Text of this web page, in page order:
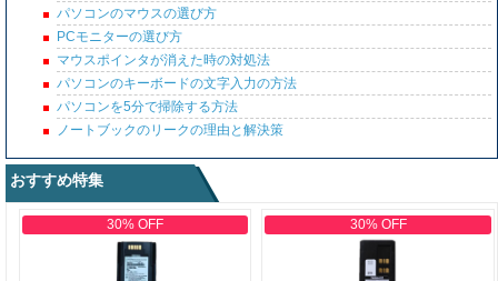
パソコンのマウスの選び方
PCモニターの選び方
マウスポインタが消えた時の対処法
パソコンのキーボードの文字入力の方法
パソコンを5分で掃除する方法
ノートブックのリークの理由と解決策
おすすめ特集
30% OFF 30% OFF